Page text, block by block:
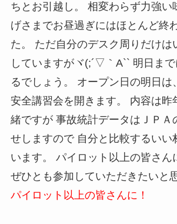
ちとお引越し。 相変わらず力強い
げさまでお昼過ぎにはほとんど終
た。 ただ自分のデスク周りだけは
していますがヾ(;´▽｀A`` 明日ま
るでしょう。 オープン日の明日は
安全講習会を開きます。 内容は昨
緒ですが 事故統計データはＪＰＡ
せしますので 自分と比較するいい
います。 パイロット以上の皆さん
ぜひとも参加していただきたいと
パイロット以上の皆さんに！